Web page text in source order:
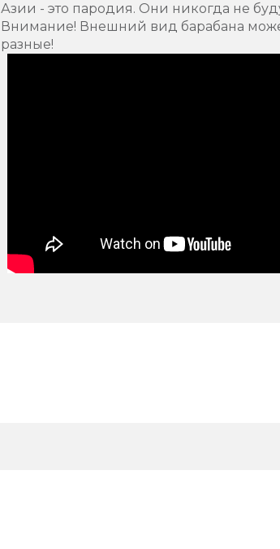
Азии - это пародия. Они никогда не
Внимание! Внешний вид барабана
разные!